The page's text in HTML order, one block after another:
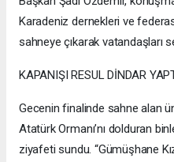
Karadeniz dernekleri ve
sahneye çıkarak vatandaşları
KAPANIŞI RESUL DİNDAR
Gecenin finalinde sahne alan
Atatürk Ormanı’nı dolduran
ziyafeti sundu. “Gümüşhane